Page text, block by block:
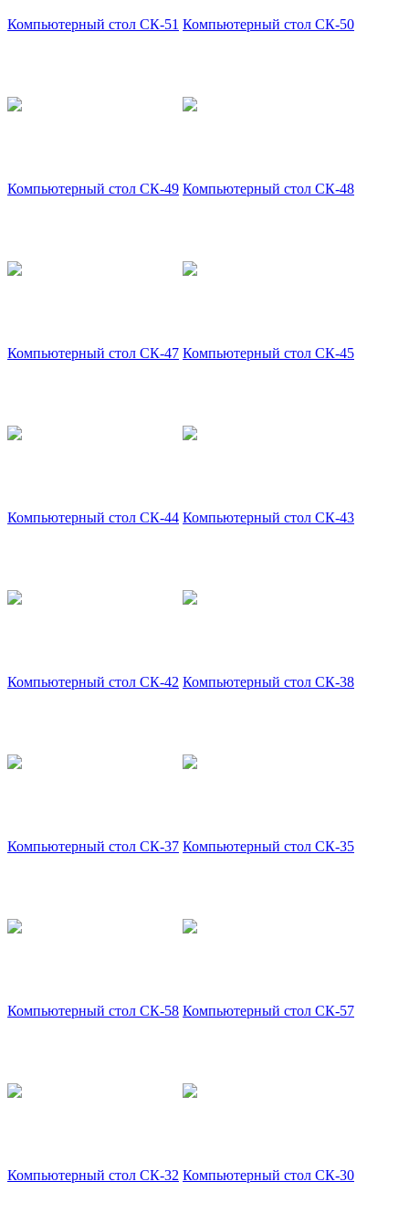
Компьютерный стол СК-51 Компьютерный стол СК-50
Компьютерный стол СК-49 Компьютерный стол СК-48
Компьютерный стол СК-47 Компьютерный стол СК-45
Компьютерный стол СК-44 Компьютерный стол СК-43
Компьютерный стол СК-42 Компьютерный стол СК-38
Компьютерный стол СК-37 Компьютерный стол СК-35
Компьютерный стол СК-58 Компьютерный стол СК-57
Компьютерный стол СК-32 Компьютерный стол СК-30